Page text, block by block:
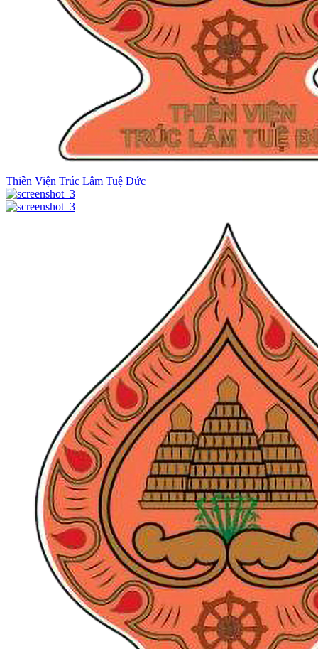
Thiền Viện Trúc Lâm Tuệ Đức